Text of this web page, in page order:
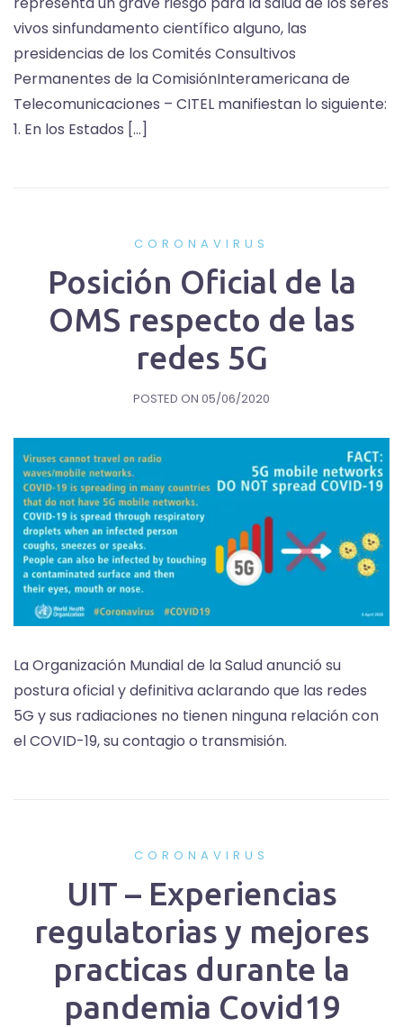
vivos sinfundamento científico alguno, las
presidencias de los Comités Consultivos
Permanentes de la ComisiónInteramericana de
Telecomunicaciones – CITEL manifiestan lo siguiente:
1. En los Estados […]
CORONAVIRUS
Posición Oficial de la
OMS respecto de las
redes 5G
POSTED ON 05/06/2020
La Organización Mundial de la Salud anunció su
postura oficial y definitiva aclarando que las redes
5G y sus radiaciones no tienen ninguna relación con
el COVID-19, su contagio o transmisión.
CORONAVIRUS
UIT – Experiencias
regulatorias y mejores
practicas durante la
pandemia Covid19